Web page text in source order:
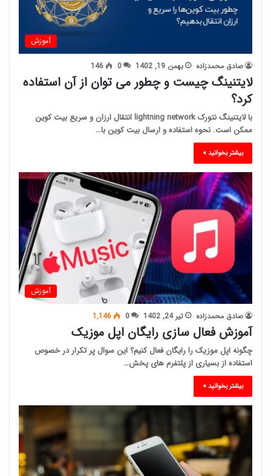
آموزش
صادق محمدزاده بهمن 19, 1402 0
146
لایتنینگ چیست و چطور می توان از آن استفاده
کرد؟
با لایتنینگ نتورک lightning network انتقال ارزان و سریع بیت کوین
ممکن است. نحوه استفاده و ارسال بیت کوین با…
بیشتر بخوانید »
آموزش
صادق محمدزاده تیر 24, 1402 0
1,146
آموزش فعال سازی رایگان اپل موزیک
چگونه اپل موزیک را رایگان فعال کنیم؟ این سوال پر تکرار در خصوص
استفاده از بسیاری از پلتفرم های پخش…
بیشتر بخوانید »